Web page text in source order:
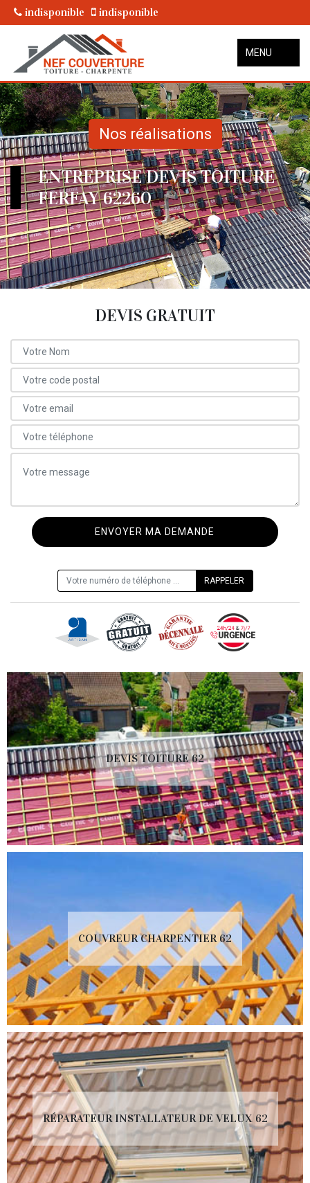
indisponible indisponible
MENU
Nos réalisations
ENTREPRISE DEVIS TOITURE
FERFAY 62260
DEVIS GRATUIT
DEVIS TOITURE 62
COUVREUR CHARPENTIER 62
RÉPARATEUR INSTALLATEUR DE VELUX 62